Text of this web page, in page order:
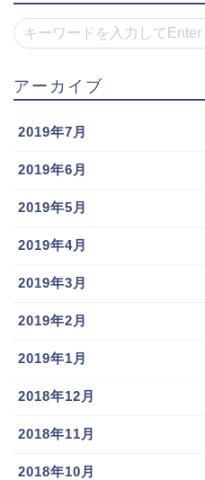
アーカイブ
2019年7月
2019年6月
2019年5月
2019年4月
2019年3月
2019年2月
2019年1月
2018年12月
2018年11月
2018年10月